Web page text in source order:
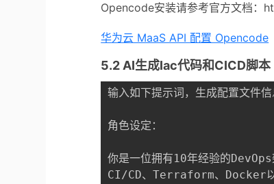
Opencode安装请参考官方文档
华为云 MaaS API 配置 Opencode
5.2 AI生成Iac代码和CICD脚本
输入如下提示词，生成配置文件信
角色设定：
你是一位拥有10年经验的
CI/CD、Terraform、Docker以及